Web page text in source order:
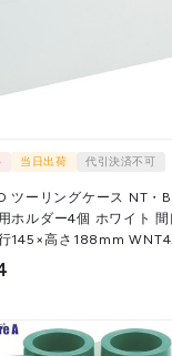
当日出荷 代引決済不可
ツーリングケース NT・
ホルダー4個 ホワイト 間
145×高さ188mm
▼393-0211